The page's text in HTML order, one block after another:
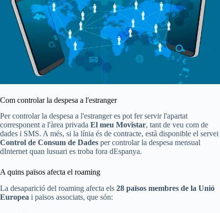
Com controlar la despesa a l'estranger
Per controlar la despesa a l'estranger es pot fer servir l'apartat
corresponent a l'àrea privada El meu Movistar, tant de veu com de
dades i SMS. A més, si la línia és de contracte, està disponible el servei
Control de Consum de Dades per controlar la despesa mensual
dInternet quan lusuari es troba fora dEspanya.
A quins països afecta el roaming
La desaparició del roaming afecta els 28 països membres de la Unió
Europea i països associats, que són: